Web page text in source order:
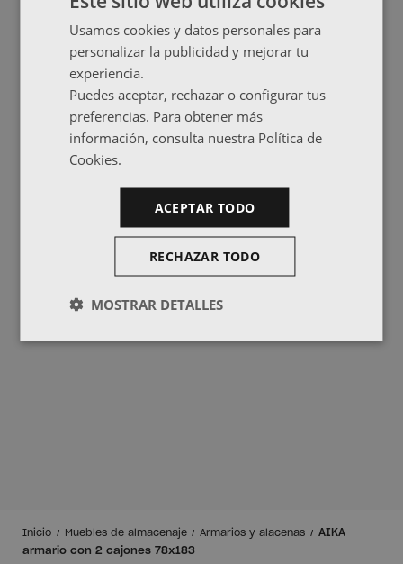
Inicio Muebles de almacenaje Armarios y alacenas
AIKA
armario con 2 cajones 78x183
Usamos cookies y datos personales para
personalizar la publicidad y mejorar tu
experiencia.
Puedes aceptar, rechazar o configurar tus
preferencias. Para obtener más
información, consulta nuestra Política de
Cookies.
ACEPTAR TODO
RECHAZAR TODO
MOSTRAR DETALLES